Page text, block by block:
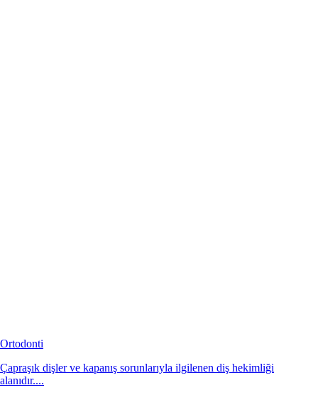
Ortodonti
Çapraşık dişler ve kapanış sorunlarıyla ilgilenen diş hekimliği
alanıdır....